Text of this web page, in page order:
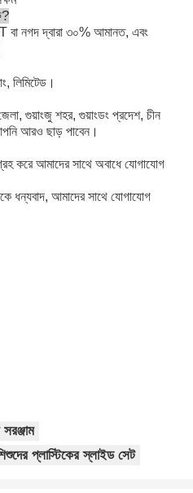
বা নগদ দ্বারা ৩০% আমানত, এবং
লিমিটেড।
গুয়াংজু শহর, গুয়াংডং প্রদেশ, চীন
আরও ছাড় পাবেন।
আমাদের সাথে অবাধে যোগাযোগ
ধন্যবাদ, আমাদের সাথে যোগাযোগ
প্লাস্টিকের স্লাইড সেট